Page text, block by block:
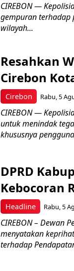
​CIREBON —
gempuran terhadap
wilayah...
Cirebon
Resahkan
Cirebon
Rabu, 5
CIREBON —
untuk menindak
khususnya
Headline
DPRD
Kebocoran
Rabu, 5
CIREBON – Dewan
menyatakan
terhadap